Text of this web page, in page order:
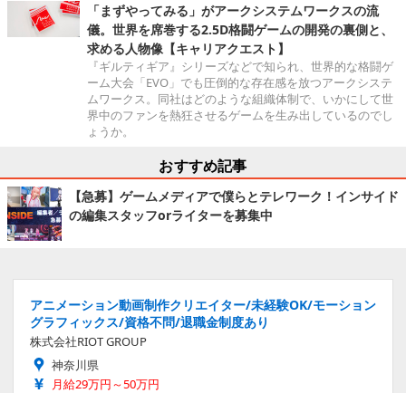
「まずやってみる」がアークシステムワークスの流
儀。世界を席巻する2.5D格闘ゲームの開発の裏側と、
求める人物像【キャリアクエスト】
『ギルティギア』シリーズなどで知られ、世界的な格闘ゲ
ーム大会「EVO」でも圧倒的な存在感を放つアークシステ
ムワークス。同社はどのような組織体制で、いかにして世
界中のファンを熱狂させるゲームを生み出しているのでし
ょうか。
おすすめ記事
【急募】ゲームメディアで僕らとテレワーク！インサイド
の編集スタッフorライターを募集中
アニメーション動画制作クリエイター/未経験OK/モーション
グラフィックス/資格不問/退職金制度あり
株式会社RIOT GROUP
神奈川県
月給29万円～50万円